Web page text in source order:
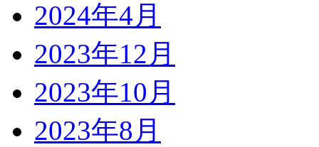
2024年4月
2023年12月
2023年10月
2023年8月